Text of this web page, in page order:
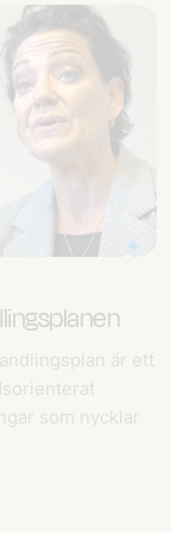
är ett
som nycklar